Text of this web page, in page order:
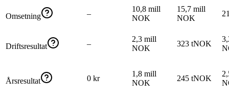
Omsetning –
10,8 mill
NOK
15,7 mill
NOK
Driftsresultat –
2,3 mill
NOK
323 tNOK
Årsresultat 0 kr
1,8 mill
NOK
245 tNOK